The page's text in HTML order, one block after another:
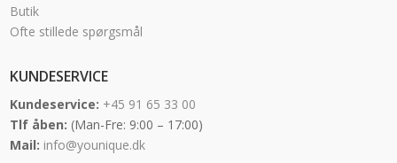
Butik
Ofte stillede spørgsmål
KUNDESERVICE
Kundeservice: +45 91 65 33 00
Tlf åben: (Man-Fre: 9:00 – 17:00)
Mail: info@younique.dk